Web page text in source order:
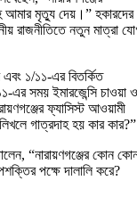
আমার মৃত্যু দেয়।” হকারদের
রাজনীতিতে নতুন মাত্রা
এবং ১/১১-এর বিতর্কিত
এর সময় ইমারজেন্সি চাওয়া ও
ফ্যাসিস্ট আওয়ামী
গাত্রদাহ হয় কার কার?”
“নারায়ণগঞ্জের কোন
পক্ষে দালালি করে?